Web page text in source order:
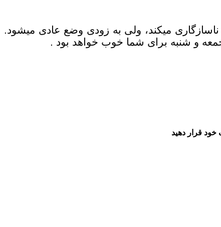
پیوند و شراكت خوبی خواهید داشت. اغلب سازگار و موافق و مهربان زندگی خواهید كرد. گاه متولد مهر ناسازگاری مي‎كند، ولی به زودی وضع عادی مي‎شود.
خود قرار دهید